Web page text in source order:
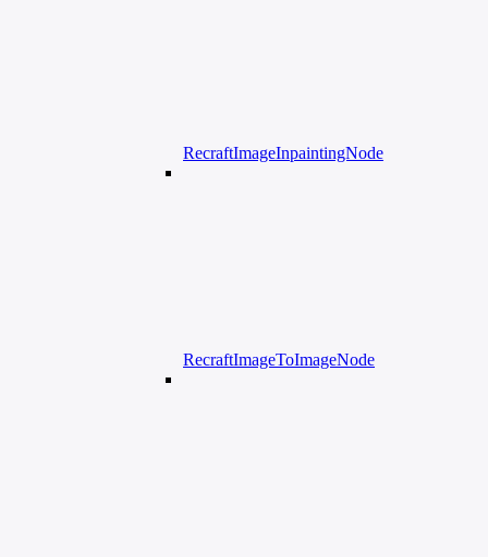
RecraftImageInpaintingNode
RecraftImageToImageNode